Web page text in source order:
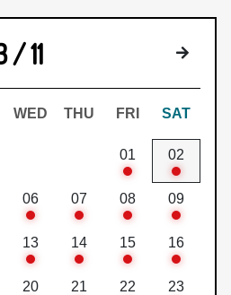
/ 11 下個月
WED THU FRI SAT
01 02
06 07 08 09
13 14 15 16
20 21 22 23